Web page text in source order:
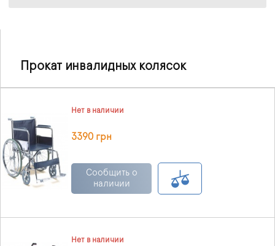
Прокат инвалидных колясок
Нет в наличии
3390 грн
Сообщить о
наличии
Нет в наличии